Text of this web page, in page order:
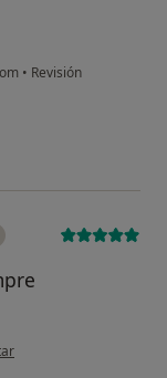
• Revisión
del usuario Es